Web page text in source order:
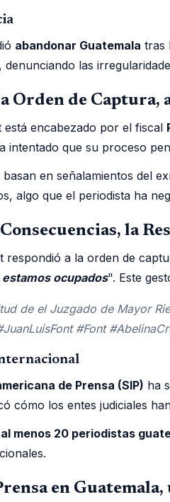
abandonar Guatemala tras
denunciando las
Orden de Captura,
está encabezado por el fiscal
intentado que su proceso
en señalamientos del
algo que el periodista ha
la
respondió a la orden de
ocupados". Este
de el Juzgado de Mayor
#Font
de Prensa (SIP) ha
cómo los entes judiciales
al menos 20 periodistas
en